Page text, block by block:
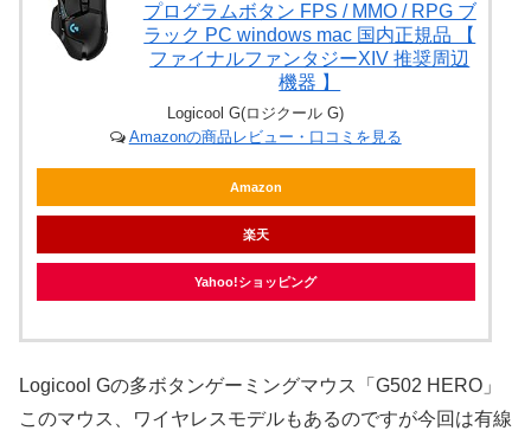
プログラムボタン FPS / MMO / RPG ブ
ラック PC windows mac 国内正規品 【
ファイナルファンタジーXIV 推奨周辺
機器 】
Logicool G(ロジクール G)
Amazonの商品レビュー・口コミを見る
Amazon
楽天
Yahoo!ショッピング
Logicool Gの多ボタンゲーミングマウス「G502 HERO」
このマウス、ワイヤレスモデルもあるのですが今回は有線